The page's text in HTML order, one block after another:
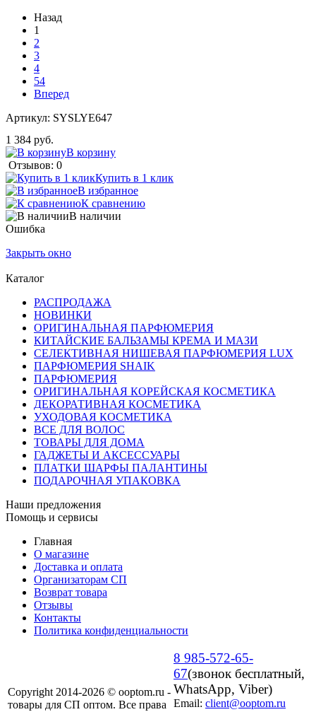
Назад
1
2
3
4
54
Вперед
Артикул: SYSLYE647
1 384 руб.
В корзину
Отзывов: 0
Купить в 1 клик
В избранное
К сравнению
В наличии
Ошибка
Закрыть окно
Каталог
РАСПРОДАЖА
НОВИНКИ
ОРИГИНАЛЬНАЯ ПАРФЮМЕРИЯ
КИТАЙСКИЕ БАЛЬЗАМЫ КРЕМА И МАЗИ
СЕЛЕКТИВНАЯ НИШЕВАЯ ПАРФЮМЕРИЯ LUX
ПАРФЮМЕРИЯ SHAIK
ПАРФЮМЕРИЯ
ОРИГИНАЛЬНАЯ КОРЕЙСКАЯ КОСМЕТИКА
ДЕКОРАТИВНАЯ КОСМЕТИКА
УХОДОВАЯ КОСМЕТИКА
ВСЕ ДЛЯ ВОЛОС
ТОВАРЫ ДЛЯ ДОМА
ГАДЖЕТЫ И АКСЕССУАРЫ
ПЛАТКИ ШАРФЫ ПАЛАНТИНЫ
ПОДАРОЧНАЯ УПАКОВКА
Наши предложения
Помощь и сервисы
Главная
О магазине
Доставка и оплата
Организаторам СП
Возврат товара
Отзывы
Контакты
Политика конфиденциальности
Copyright 2014-2026 © ooptom.ru -
товары для СП оптом. Все права
8 985-572-65-
67(звонок бесплатный,
WhatsApp, Viber)
Email: client@ooptom.ru